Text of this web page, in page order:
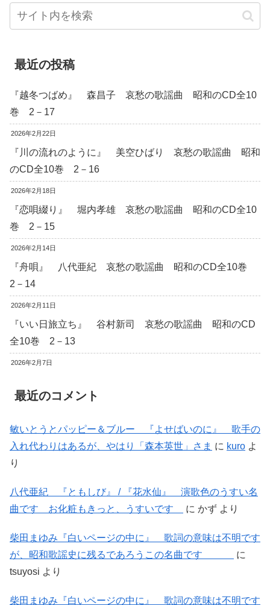
最近の投稿
『越冬つばめ』 森昌子 哀愁の歌謡曲 昭和のCD全10
巻 2－17
2026年2月22日
『川の流れのように』 美空ひばり 哀愁の歌謡曲 昭和
のCD全10巻 2－16
2026年2月18日
『恋唄綴り』 堀内孝雄 哀愁の歌謡曲 昭和のCD全10
巻 2－15
2026年2月14日
『舟唄』 八代亜紀 哀愁の歌謡曲 昭和のCD全10巻
2－14
2026年2月11日
『いい日旅立ち』 谷村新司 哀愁の歌謡曲 昭和のCD
全10巻 2－13
2026年2月7日
最近のコメント
敏いとうとパッピー＆ブルー 『よせばいのに』 歌手の
入れ代わりはあるが、やはり「森本英世」さま に kuro よ
り
八代亜紀 『ともしび』 / 『花水仙』 演歌色のうすい名
曲です お化粧もきっと、うすいです
に かず より
柴田まゆみ『白いページの中に』 歌詞の意味は不明です
が、昭和歌謡史に残るであろうこの名曲です
に
tsuyosi より
柴田まゆみ『白いページの中に』 歌詞の意味は不明です